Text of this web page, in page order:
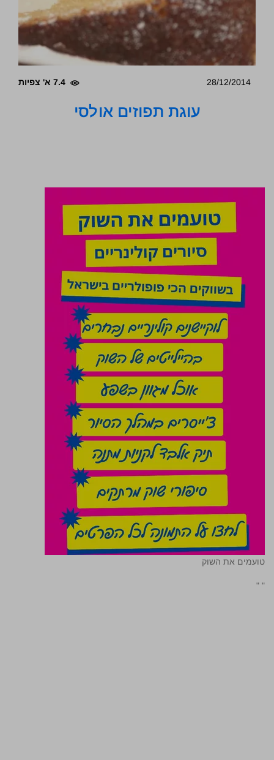
28/12/2014 7.4 א' צפיות
עוגת תפוזים אולסי
טועמים את השוק
"
"